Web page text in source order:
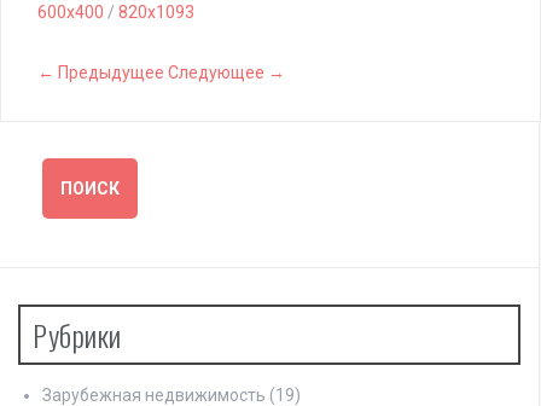
600x400 / 820x1093
← Предыдущее Следующее →
Рубрики
Зарубежная недвижимость (19)